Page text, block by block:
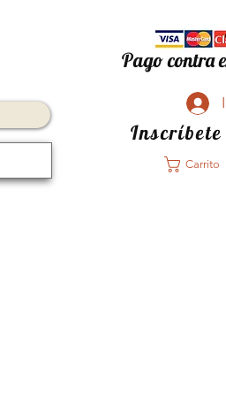
Pago contra
Carrito